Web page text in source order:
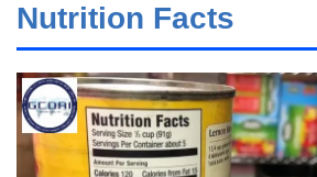
Nutrition Facts